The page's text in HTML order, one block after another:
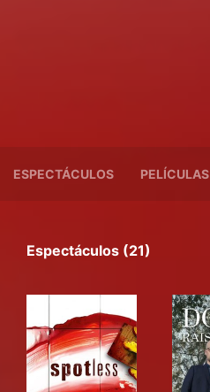
ESPECTÁCULOS PELÍCULAS
Espectáculos (21)